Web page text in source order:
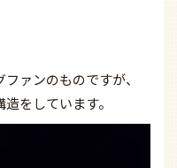
ァンのものですが、
をしています。